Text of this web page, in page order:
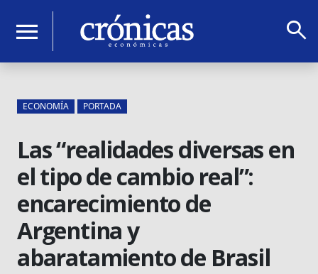
menu search
ECONOMÍA PORTADA
Las “realidades diversas en
el tipo de cambio real”:
encarecimiento de
Argentina y
abaratamiento de Brasil